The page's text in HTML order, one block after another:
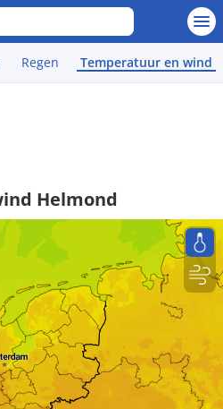
Regen Temperatuur en wind
Helmond